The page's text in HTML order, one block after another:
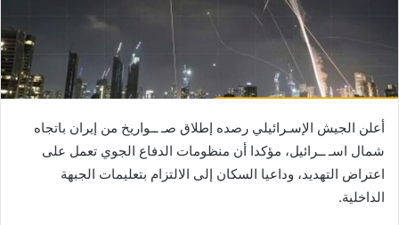
أعلن الجيش الإسـرائيلي رصده إطلاق صـ ــواريخ من إيران باتجاه
شمال اسـ ــرائيل، مؤكدا أن منظومات الدفاع الجوي تعمل على
اعتراض التهديد، وداعيا السكان إلى الالتزام بتعليمات الجبهة
الداخلية.